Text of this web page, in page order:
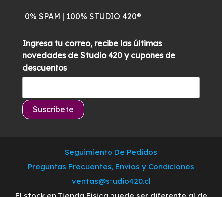
0% SPAM | 100% STUDIO 420®
Ingresa tu correo, recibe las últimas
novedades de Studio 420 y cupones de
descuentos
Seguimiento De Pedidos
Preguntas Frecuentes, Envíos y Condiciones
ventas@studio420.cl